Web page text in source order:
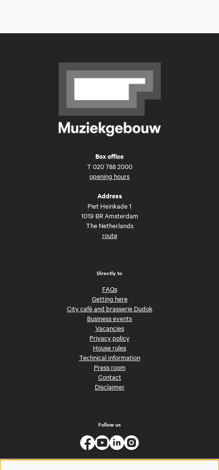
Box office
T 020 788 2000
opening hours
Address
Piet Heinkade 1
1019 BR Amsterdam
The Netherlands
route
Directly to
FAQs
Getting here
City café and brasserie Dudok
Business events
Vacancies
Privacy policy
House rules
Technical information
Press room
Contact
Disclaimer
Follow us